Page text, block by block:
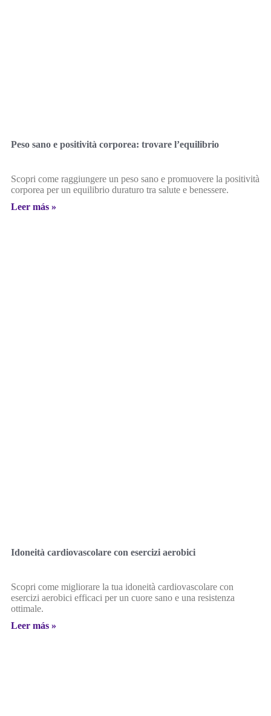
Peso sano e positività corporea: trovare l’equilibrio
Scopri come raggiungere un peso sano e promuovere la positività
corporea per un equilibrio duraturo tra salute e benessere.
Leer más »
Idoneità cardiovascolare con esercizi aerobici
Scopri come migliorare la tua idoneità cardiovascolare con
esercizi aerobici efficaci per un cuore sano e una resistenza
ottimale.
Leer más »